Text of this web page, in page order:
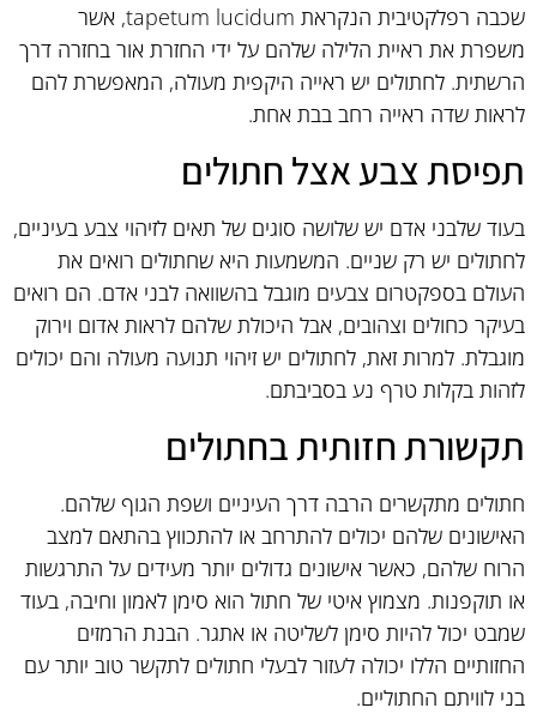
שכבה רפלקטיבית הנקראת tapetum lucidum, אשר
משפרת את ראיית הלילה שלהם על ידי החזרת אור בחזרה דרך
הרשתית. לחתולים יש ראייה היקפית מעולה, המאפשרת להם
לראות שדה ראייה רחב בבת אחת.
תפיסת צבע אצל חתולים
בעוד שלבני אדם יש שלושה סוגים של תאים לזיהוי צבע בעיניים,
לחתולים יש רק שניים. המשמעות היא שחתולים רואים את
העולם בספקטרום צבעים מוגבל בהשוואה לבני אדם. הם רואים
בעיקר כחולים וצהובים, אבל היכולת שלהם לראות אדום וירוק
מוגבלת. למרות זאת, לחתולים יש זיהוי תנועה מעולה והם יכולים
לזהות בקלות טרף נע בסביבתם.
תקשורת חזותית בחתולים
חתולים מתקשרים הרבה דרך העיניים ושפת הגוף שלהם.
האישונים שלהם יכולים להתרחב או להתכווץ בהתאם למצב
הרוח שלהם, כאשר אישונים גדולים יותר מעידים על התרגשות
או תוקפנות. מצמוץ איטי של חתול הוא סימן לאמון וחיבה, בעוד
שמבט יכול להיות סימן לשליטה או אתגר. הבנת הרמזים
החזותיים הללו יכולה לעזור לבעלי חתולים לתקשר טוב יותר עם
בני לוויתם החתוליים.